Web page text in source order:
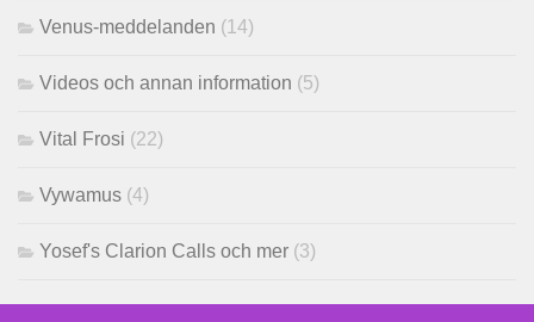
Venus-meddelanden (14)
Videos och annan information (5)
Vital Frosi (22)
Vywamus (4)
Yosef's Clarion Calls och mer (3)